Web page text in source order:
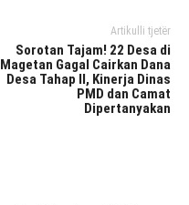
Artikulli tjetër
Sorotan Tajam! 22 Desa di
Magetan Gagal Cairkan Dana
Desa Tahap II, Kinerja Dinas
PMD dan Camat
Dipertanyakan